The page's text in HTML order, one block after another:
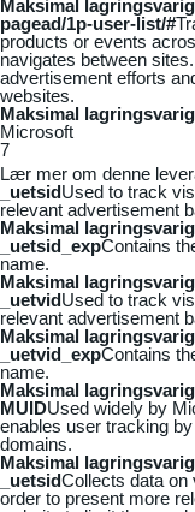
Maksimal
pagead/1p-user-list/#
products or events
navigates between
advertisement efforts
websites.
Maksimal
Microsoft
7
Lær mer om denne
_uetsidUsed to track
relevant advertisement
Maksimal
_uetsid_expContains
name.
Maksimal
_uetvidUsed to track
relevant advertisement
Maksimal
_uetvid_expContains
name.
Maksimal
MUIDUsed widely by
enables user tracking
domains.
Maksimal
_uetsidCollects data on
order to present more